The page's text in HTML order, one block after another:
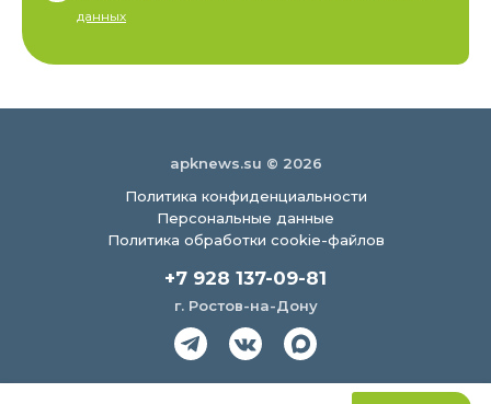
данных
apknews.su © 2026
Политика конфиденциальности
Персональные данные
Политика обработки cookie-файлов
+7 928 137-09-81
г. Ростов-на-Дону